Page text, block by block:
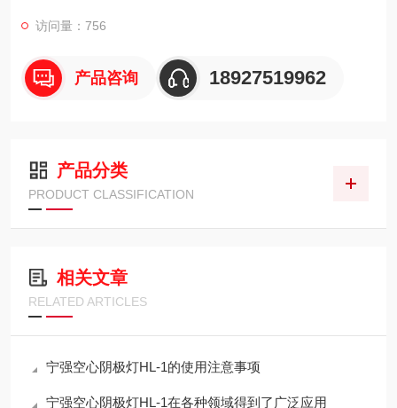
访问量：756
产品咨询 18927519962
产品分类
PRODUCT CLASSIFICATION
相关文章
RELATED ARTICLES
宁强空心阴极灯HL-1的使用注意事项
宁强空心阴极灯HL-1在各种领域得到了广泛应用